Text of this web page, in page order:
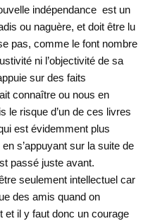
indépendance est un
ou naguère, et doit être lu
pas, comme le font nombre
ni l’objectivité de sa
sur des faits
connaître ou nous en
le risque d’un de ces livres
est évidemment plus
s’appuyant sur la suite de
passé juste avant.
seulement intellectuel car
des amis quand on
et il y faut donc un courage